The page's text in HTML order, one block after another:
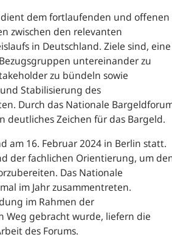
dem fortlaufenden und offenen
zwischen den relevanten
in Deutschland. Ziele sind, eine
untereinander zu
zu bündeln sowie
Stabilisierung des
Durch das Nationale
deutliches Zeichen für das Bargeld.
am 16. Februar 2024 in Berlin statt.
der fachlichen Orientierung, um
Das Nationale
im Jahr zusammentreten.
im Rahmen der
gebracht wurde, liefern die
des Forums.